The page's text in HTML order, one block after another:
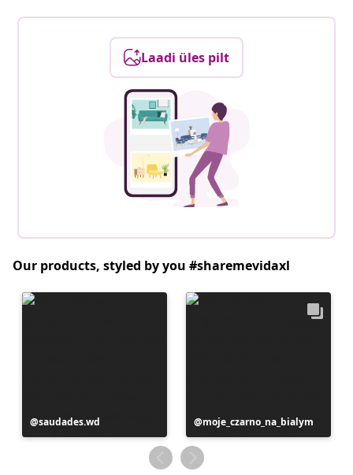
Laadi üles pilt
Our products, styled by you #sharemevidaxl
Postitus
avaldatud
saudades.wd
Postitus
avaldatud
moje_czarno_na_bialym